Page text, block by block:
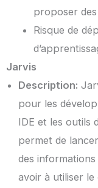
proposer
Risque de
Jarvis
Description:
pour les
IDE et les outils
permet de
des
avoir à utiliser le